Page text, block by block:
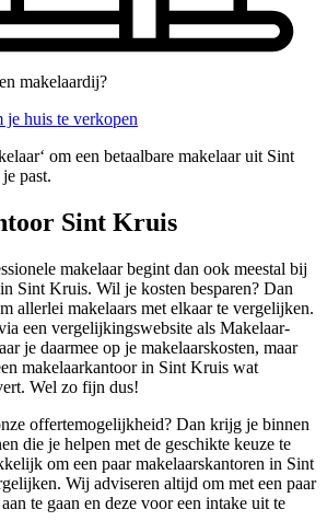
makelaardij?
je huis te verkopen
om een betaalbare makelaar uit Sint
past.
Sint Kruis
makelaar begint dan ook meestal bij
Sint Kruis. Wil je kosten besparen? Dan
allerlei makelaars met elkaar te vergelijken.
een vergelijkingswebsite als Makelaar-
je daarmee op je makelaarskosten, maar
makelaarkantoor in Sint Kruis wat
Wel zo fijn dus!
offertemogelijkheid? Dan krijg je binnen
die je helpen met de geschikte keuze te
om een paar makelaarskantoren in Sint
Wij adviseren altijd om met een paar
te gaan en deze voor een intake uit te